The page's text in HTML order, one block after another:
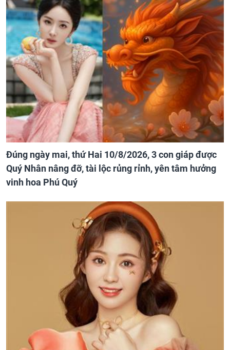
Đúng ngày mai, thứ Hai 10/8/2026, 3 con giáp được
Quý Nhân nâng đỡ, tài lộc rủng rỉnh, yên tâm hưởng
vinh hoa Phú Quý